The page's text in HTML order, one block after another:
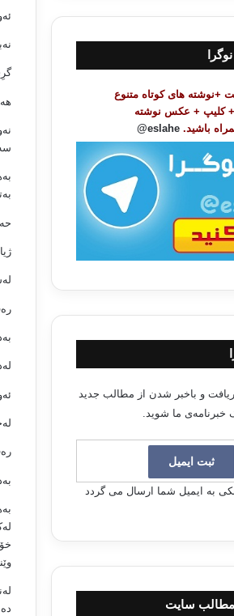
+نوشته های کوتاه متنوع
کلیپ + عکس نوشته
باشید. eslahe@
و باخبر شدن از مطالب جدید
خبرنامه‌ی ما شوید.
به ایمیل شما ارسال می گردد
مطالب سایت